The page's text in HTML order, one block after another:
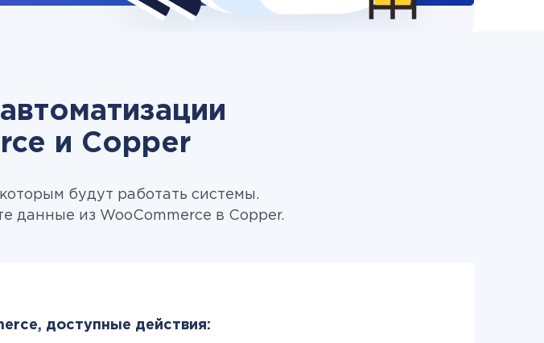
и Copper
будут работать системы.
данные из WooCommerce в Copper.
доступные действия: